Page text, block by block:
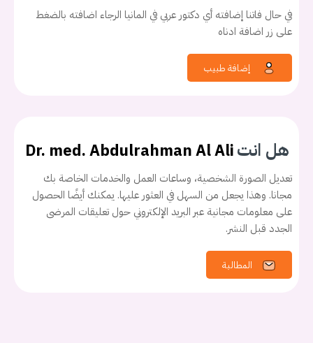
في حال فاتنا إضافته أي دكتور عربي في المانيا الرجاء اضافته بالضغط
على زر اضافة ادناه
هل انتDr. med. Abdulrahman Al Ali
تعديل الصورة الشخصية، وساعات العمل والخدمات الخاصة بك
مجانا. وهذا يجعل من السهل في العثور عليها. يمكنك أيضًا الحصول
على معلومات مجانية عبر البريد الإلكتروني حول تعليقات المرضى
الجدد قبل النشر.
المطالبة